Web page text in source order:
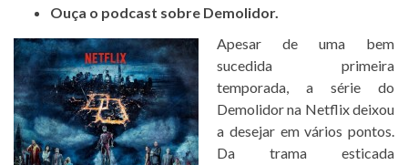
Ouça o podcast sobre Demolidor.
Apesar de uma bem
sucedida primeira
temporada, a série do
Demolidor na Netflix deixou
a desejar em vários pontos.
Da trama esticada